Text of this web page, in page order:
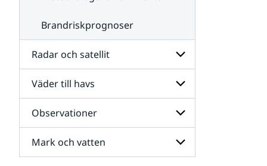
Brandriskprognoser
Radar och satellit
Undersidor
för
Radar
och
satellit
Väder till havs
Undersidor
för
Väder
till
havs
Observationer
Undersidor
för
Mark och vatten